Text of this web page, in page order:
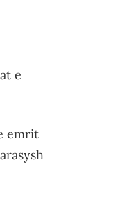
e
emrit